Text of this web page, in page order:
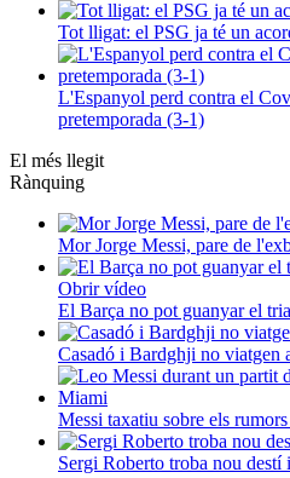
Tot lligat: el PSG ja té un
L'Espanyol perd contra el
pretemporada (3-1)
El més llegit
Rànquing
Mor Jorge Messi, pare de
Obrir vídeo
El Barça no pot guanyar el
Casadó i Bardghji no viatgen
Messi taxatiu sobre els
Sergi Roberto troba nou destí